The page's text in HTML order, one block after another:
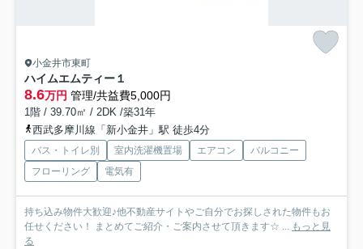
小金井市東町
ハイムエムティー１
8.6万円 管理/共益費5,000円
1階 / 39.70㎡ / 2DK /築31年
西武多摩川線「新小金井」駅 徒歩4分
バス・トイレ別 室内洗濯機置場 エアコン
バルコニー
フローリング
電気有
持ち込み物件大歓迎♪他不動産サイトやご自分でお探しされた物件もお
任せください！ まとめてご紹介・ご案内させて頂きます☆ ... もっと見
る